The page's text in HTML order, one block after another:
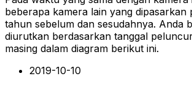
beberapa kamera lain yang dipasarkan
tahun sebelum dan sesudahnya. Anda
diurutkan berdasarkan tanggal
masing dalam diagram berikut ini.
2019-10-10